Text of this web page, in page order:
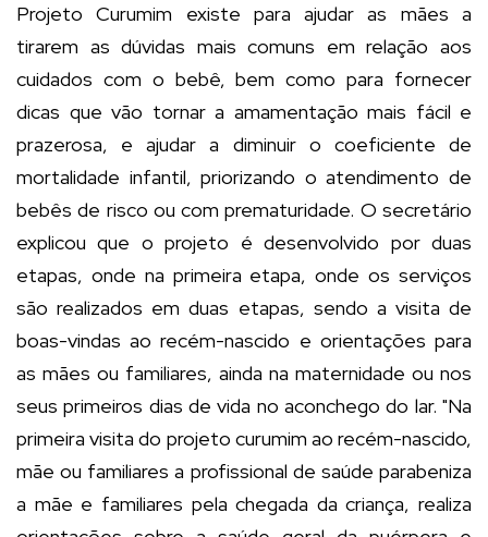
Projeto Curumim existe para ajudar as mães a
tirarem as dúvidas mais comuns em relação aos
cuidados com o bebê, bem como para fornecer
dicas que vão tornar a amamentação mais fácil e
prazerosa, e ajudar a diminuir o coeficiente de
mortalidade infantil, priorizando o atendimento de
bebês de risco ou com prematuridade. O secretário
explicou que o projeto é desenvolvido por duas
etapas, onde na primeira etapa, onde os serviços
são realizados em duas etapas, sendo a visita de
boas-vindas ao recém-nascido e orientações para
as mães ou familiares, ainda na maternidade ou nos
seus primeiros dias de vida no aconchego do lar. "Na
primeira visita do projeto curumim ao recém-nascido,
mãe ou familiares a profissional de saúde parabeniza
a mãe e familiares pela chegada da criança, realiza